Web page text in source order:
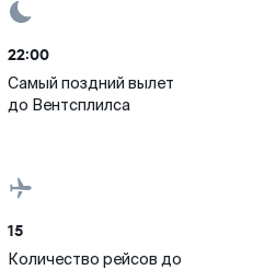
22:00
Самый поздний вылет
до Вентсплилса
15
Количество рейсов до